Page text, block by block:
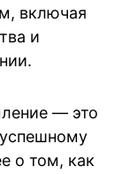
включая
и
— это
о том, как